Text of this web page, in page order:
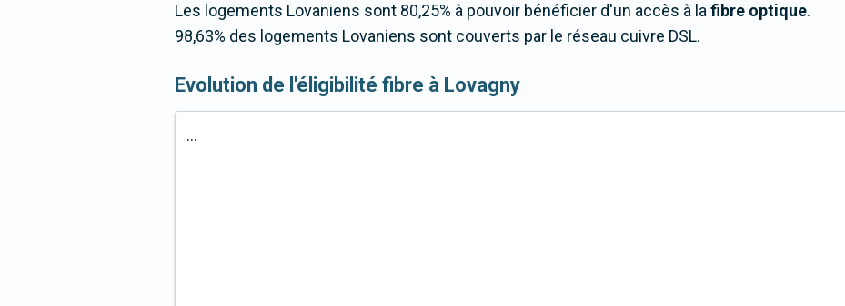
Les logements Lovaniens sont 80,25% à pouvoir bénéficier d'un accès à lafibre optique.
98,63% des logements Lovaniens sont couverts par le réseau cuivre DSL.
Evolution de l'éligibilité fibre à Lovagny
...